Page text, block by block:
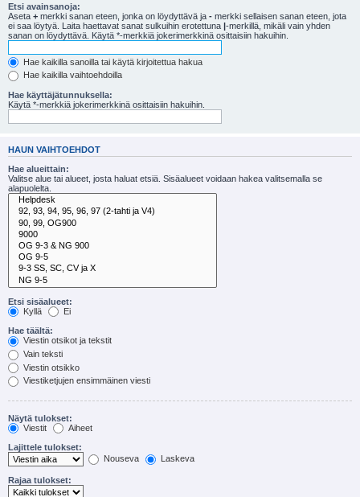
Etsi avainsanoja:
Aseta + merkki sanan eteen, jonka on löydyttävä ja - merkki sellaisen sanan eteen, jota
ei saa löytyä. Laita haettavat sanat sulkuihin erotettuna |-merkillä, mikäli vain yhden
sanan on löydyttävä. Käytä *-merkkiä jokerimerkkinä osittaisiin hakuihin.
Hae kaikilla sanoilla tai käytä kirjoitettua hakua
Hae kaikilla vaihtoehdoilla
Hae käyttäjätunnuksella:
Käytä *-merkkiä jokerimerkkinä osittaisiin hakuihin.
HAUN VAIHTOEHDOT
Hae alueittain:
Valitse alue tai alueet, josta haluat etsiä. Sisäalueet voidaan hakea valitsemalla se
alapuolelta.
Etsi sisäalueet:
Kyllä
Ei
Hae täältä:
Viestin otsikot ja tekstit
Vain teksti
Viestin otsikko
Viestiketjujen ensimmäinen viesti
Näytä tulokset:
Viestit
Aiheet
Lajittele tulokset:
Nouseva
Laskeva
Rajaa tulokset: